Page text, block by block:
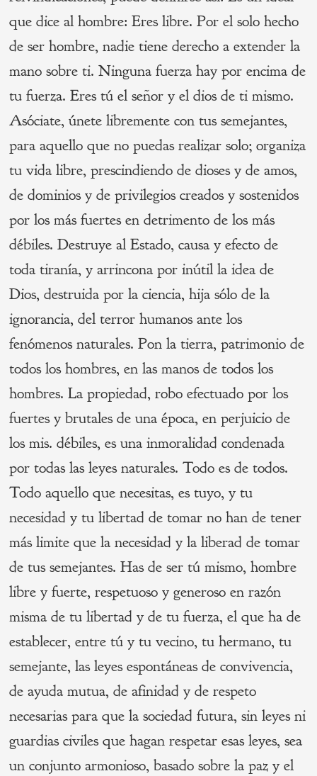
que dice al hombre: Eres libre. Por el solo hecho
de ser hombre, nadie tiene derecho a extender la
mano sobre ti. Ninguna fuerza hay por encima de
tu fuerza. Eres tú el señor y el dios de ti mismo.
Asóciate, únete libremente con tus semejantes,
para aquello que no puedas realizar solo; organiza
tu vida libre, prescindiendo de dioses y de amos,
de dominios y de privilegios creados y sostenidos
por los más fuertes en detrimento de los más
débiles. Destruye al Estado, causa y efecto de
toda tiranía, y arrincona por inútil la idea de
Dios, destruida por la ciencia, hija sólo de la
ignorancia, del terror humanos ante los
fenómenos naturales. Pon la tierra, patrimonio de
todos los hombres, en las manos de todos los
hombres. La propiedad, robo efectuado por los
fuertes y brutales de una época, en perjuicio de
los mis. débiles, es una inmoralidad condenada
por todas las leyes naturales. Todo es de todos.
Todo aquello que necesitas, es tuyo, y tu
necesidad y tu libertad de tomar no han de tener
más limite que la necesidad y la liberad de tomar
de tus semejantes. Has de ser tú mismo, hombre
libre y fuerte, respetuoso y generoso en razón
misma de tu libertad y de tu fuerza, el que ha de
establecer, entre tú y tu vecino, tu hermano, tu
semejante, las leyes espontáneas de convivencia,
de ayuda mutua, de afinidad y de respeto
necesarias para que la sociedad futura, sin leyes ni
guardias civiles que hagan respetar esas leyes, sea
un conjunto armonioso, basado sobre la paz y el